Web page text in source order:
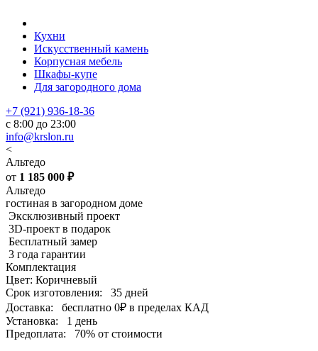
Кухни
Искусственный камень
Корпусная мебель
Шкафы-купе
Для загородного дома
+7 (921) 936-18-36
с 8:00 до 23:00
info@krslon.ru
<
Альтедо
от 1 185 000 ₽
Альтедо
гостиная в загородном доме
Эксклюзивный проект
3D-проект в подарок
Бесплатный замер
3 года гарантии
Комплектация
Цвет: Коричневый
Срок изготовления:
35 дней
Доставка:
бесплатно 0₽ в пределах КАД
Установка:
1 день
Предоплата:
70% от стоимости